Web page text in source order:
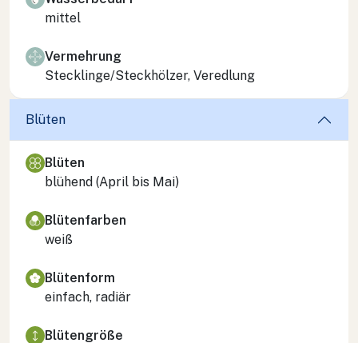
mittel
Vermehrung
Stecklinge/Steckhölzer, Veredlung
Blüten
Blüten
blühend (April bis Mai)
Blütenfarben
weiß
Blütenform
einfach, radiär
Blütengröße